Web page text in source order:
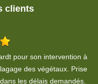
clients
fait correctement et dans
sont raisonnables.